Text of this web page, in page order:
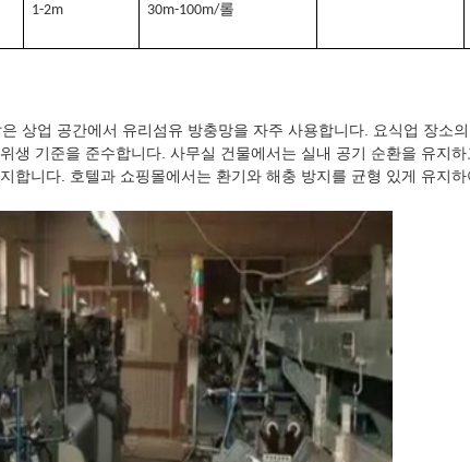
1-2m 30m-100m/롤
상업 공간에서 유리섬유 방충망을 자주 사용합니다. 요식업 장소
생 기준을 준수합니다. 사무실 건물에서는 실내 공기 순환을 유지
합니다. 호텔과 쇼핑몰에서는 환기와 해충 방지를 균형 있게 유지